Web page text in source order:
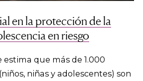
en la protección de la
en riesgo
estima que más de 1.000
niñas y adolescentes) son